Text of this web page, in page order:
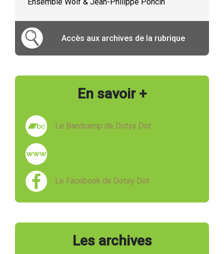
Accès aux archives de la rubrique
En savoir +
Le Bandcamp de Dotsy Dot
Le Facebook de Dotsy Dot
Les archives